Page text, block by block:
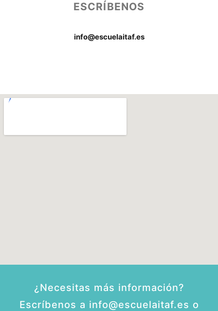
ESCRÍBENOS
info@escuelaitaf.es
¿Necesitas más información?
Escríbenos a info@escuelaitaf.es o